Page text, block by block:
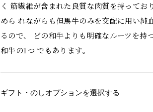
く 筋繊維が含まれた良質な肉質を持って
めら れながらも但馬牛のみを交配に用い純
るので、 どの和牛よりも明確なルーツを持
和牛の1つ でもあります。
ギフト・のしオプションを選択する